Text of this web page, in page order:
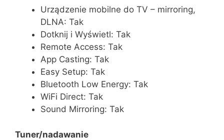
Urządzenie mobilne do TV – mirroring,
DLNA: Tak
Dotknij i Wyświetl: Tak
Remote Access: Tak
App Casting: Tak
Easy Setup: Tak
Bluetooth Low Energy: Tak
WiFi Direct: Tak
Sound Mirroring: Tak
Tuner/nadawanie